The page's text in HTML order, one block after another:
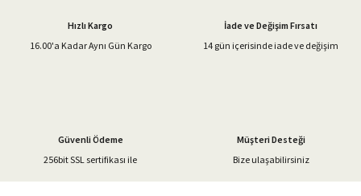
Ürün bilgilerinde hatalar bulunuyor.
Gönder
Hızlı Kargo
16.00'a Kadar Aynı Gün Kargo
İade ve Değişim Fırsatı
14 gün içerisinde iade ve değişim
Güvenli Ödeme
256bit SSL sertifikası ile
Müşteri Desteği
Bize ulaşabilirsiniz